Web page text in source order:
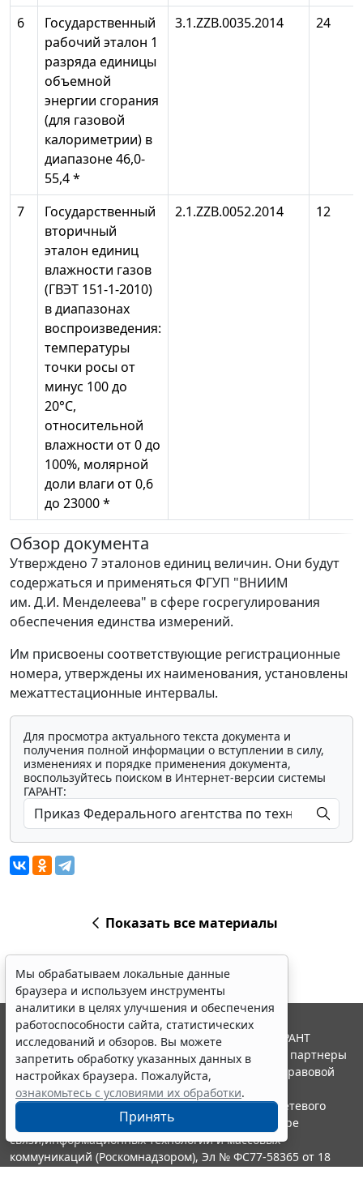
6
Государственный
рабочий эталон 1
разряда единицы
объемной
энергии сгорания
(для газовой
калориметрии) в
диапазоне 46,0-
55,4 *
3.1.ZZB.0035.2014 24
7
Государственный
вторичный
эталон единиц
влажности газов
(ГВЭТ 151-1-2010)
в диапазонах
воспроизведения:
температуры
точки росы от
минус 100 до
20°С,
относительной
влажности от 0 до
100%, молярной
доли влаги от 0,6
до 23000 *
2.1.ZZB.0052.2014 12
Обзор документа
Утверждено 7 эталонов единиц величин. Они будут
содержаться и применяться ФГУП "ВНИИМ
им. Д.И. Менделеева" в сфере госрегулирования
обеспечения единства измерений.
Им присвоены соответствующие регистрационные
номера, утверждены их наименования, установлены
межаттестационные интервалы.
Для просмотра актуального текста документа и
получения полной информации о вступлении в силу,
изменениях и порядке применения документа,
воспользуйтесь поиском в Интернет-версии системы
ГАРАНТ:
Показать все материалы
Мы обрабатываем локальные данные
браузера и используем инструменты
аналитики в целях улучшения и обеспечения
работоспособности сайта, статистических
исследований и обзоров. Вы можете
запретить обработку указанных данных в
настройках браузера. Пожалуйста,
ознакомьтесь с условиями их обработки.
Принять
© ООО "НПП "ГАРАНТ-СЕРВИС", 2026. Система ГАРАНТ
выпускается с 1990 года. Компания "Гарант" и ее партнеры
являются участниками Российской ассоциации правовой
информации ГАРАНТ.
Портал ГАРАНТ.РУ зарегистрирован в качестве сетевого
издания Федеральной службой по надзору в сфере
связи,информационных технологий и массовых
коммуникаций (Роскомнадзором), Эл № ФС77-58365 от 18